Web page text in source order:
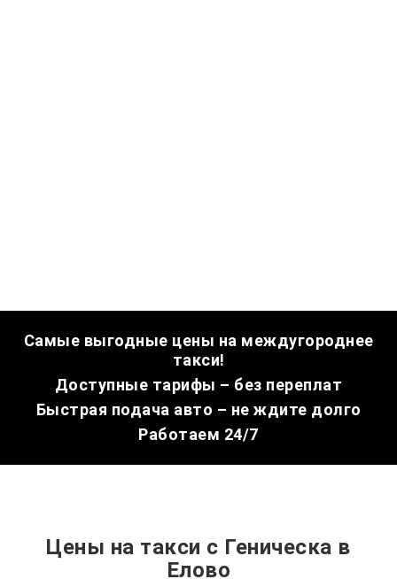
Самые выгодные цены на междугороднее
такси!
Доступные тарифы – без переплат
Быстрая подача авто – не ждите долго
Работаем 24/7
Цены на такси с Геническа в
Елово